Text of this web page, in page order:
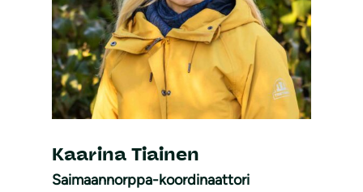
Saimaannorppa-koordinaattori
Kaarina Tiainen